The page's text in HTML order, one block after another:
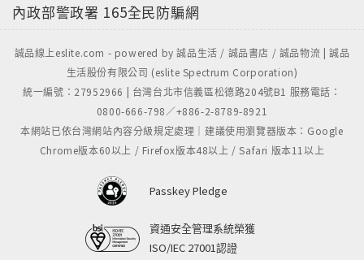
內政部警政署 165全民防騙網
誠品線上eslite.com - powered by 誠品生活 / 誠品書店 / 誠品物流 | 誠品
生活股份有限公司 (eslite Spectrum Corporation)
統一編號：27952966 | 台灣台北市信義區松德路204號B1 服務電話：
0800-666-798／+886-2-8789-8921
本網站已依台灣網站內容分級規定處理｜建議使用瀏覽器版本：Google
Chrome版本60以上 / Firefox版本48以上 / Safari 版本11以上
Passkey Pledge
資通安全管理系統榮獲
ISO/IEC 27001認證